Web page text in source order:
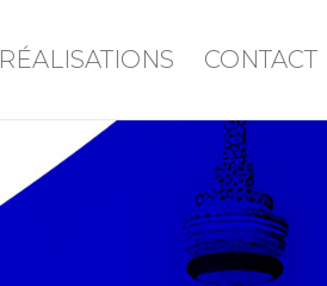
RÉALISATIONS CONTACT